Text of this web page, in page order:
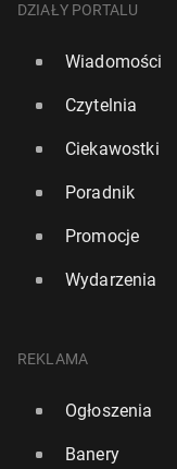
DZIAŁY PORTALU
Wiadomości
Czytelnia
Ciekawostki
Poradnik
Promocje
Wydarzenia
REKLAMA
Ogłoszenia
Banery